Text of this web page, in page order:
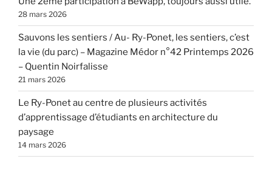
28 mars 2026
Sauvons les sentiers / Au- Ry-Ponet, les sentiers, c’est
la vie (du parc) – Magazine Médor n°42 Printemps 2026
– Quentin Noirfalisse
21 mars 2026
Le Ry-Ponet au centre de plusieurs activités
d’apprentissage d’étudiants en architecture du
paysage
14 mars 2026